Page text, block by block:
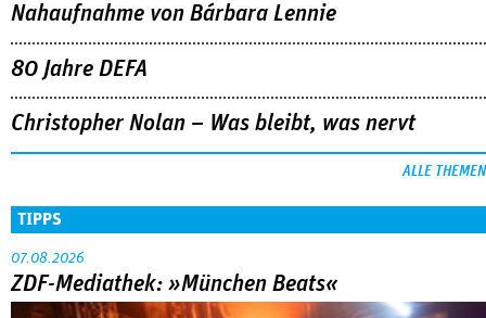
Nahaufnahme von Bárbara Lennie
80 Jahre DEFA
Christopher Nolan – Was bleibt, was nervt
ALLE THEMEN
TIPPS
07.08.2026
ZDF-Mediathek: »München Beats«